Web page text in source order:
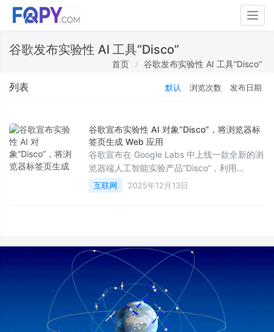
谷歌发布实验性 AI 工具“Disco”
首页 谷歌发布实验性 AI 工具“Disco”
列表 默认 浏览次数 发布日期
谷歌宣布实验性 AI 对象“Disco”，将浏览器标
签页生成 Web 应用
谷歌宣布在 Google Labs 中上线一款全新的浏
览器端人工智能实验产品“Disco”，利用
Gemini 模型读取和理解用户当前打开的浏览器
标签页内容，将其自动组合并生成交互式 Web
content="$date.format('yyyy-MM-dd',$!
{Pu})T$date.format('HH:mm:ss
互联网 2025年12月13日